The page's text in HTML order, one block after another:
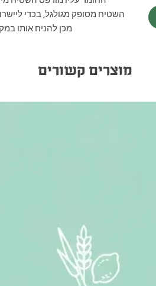
השטיח מסופק מגולגל, בכדי
מכן להניח אותו
מוצרים קשורים